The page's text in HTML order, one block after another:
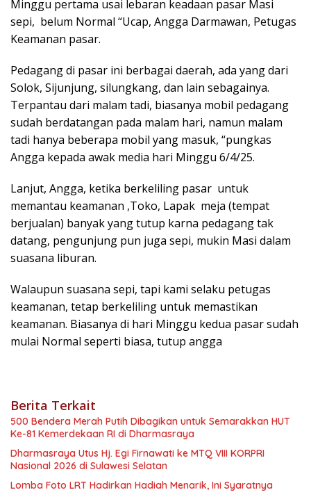
Minggu pertama usai lebaran keadaan pasar Masi
sepi, belum Normal “Ucap, Angga Darmawan, Petugas
Keamanan pasar.
Pedagang di pasar ini berbagai daerah, ada yang dari
Solok, Sijunjung, silungkang, dan lain sebagainya.
Terpantau dari malam tadi, biasanya mobil pedagang
sudah berdatangan pada malam hari, namun malam
tadi hanya beberapa mobil yang masuk, “pungkas
Angga kepada awak media hari Minggu 6/4/25.
Lanjut, Angga, ketika berkeliling pasar untuk
memantau keamanan ,Toko, Lapak meja (tempat
berjualan) banyak yang tutup karna pedagang tak
datang, pengunjung pun juga sepi, mukin Masi dalam
suasana liburan.
Walaupun suasana sepi, tapi kami selaku petugas
keamanan, tetap berkeliling untuk memastikan
keamanan. Biasanya di hari Minggu kedua pasar sudah
mulai Normal seperti biasa, tutup angga
Berita Terkait
500 Bendera Merah Putih Dibagikan untuk Semarakkan HUT
Ke-81 Kemerdekaan RI di Dharmasraya
Dharmasraya Utus Hj. Egi Firnawati ke MTQ VIII KORPRI
Nasional 2026 di Sulawesi Selatan
Lomba Foto LRT Hadirkan Hadiah Menarik, Ini Syaratnya